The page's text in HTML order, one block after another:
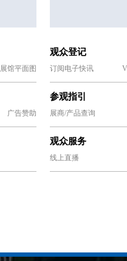
展馆平面图
广告赞助
观众登记
订阅电子快讯
参观指引
展商/产品查询
观众服务
线上直播